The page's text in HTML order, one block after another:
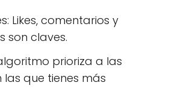
Likes, comentarios y
son claves.
prioriza a las
que tienes más